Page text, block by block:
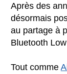
Après des
désormais
au partage à
Bluetooth
Tout comme